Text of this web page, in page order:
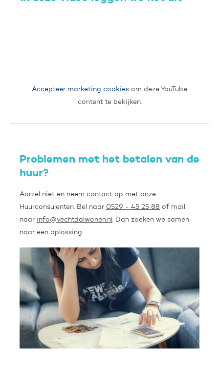
Accepteer marketing cookies om deze YouTube
content te bekijken.
Problemen met het betalen van de
huur?
Aarzel niet en neem contact op met onze
Huurconsulenten. Bel naar 0529 - 45 25 88 of mail
naar info@vechtdalwonen.nl . Dan zoeken we samen
naar een oplossing.